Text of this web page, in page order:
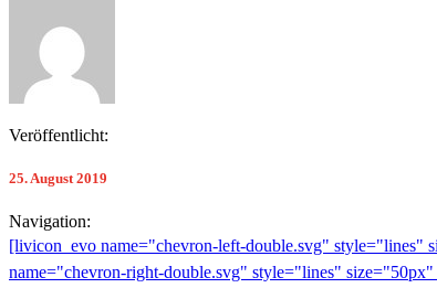
Veröffentlicht:
25. August 2019
Navigation:
[livicon_evo name="chevron-left-double.svg"
name="chevron-right-double.svg" style="lines"